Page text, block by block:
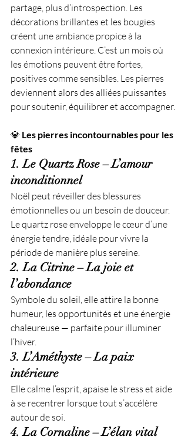
partage, plus d’introspection. Les
décorations brillantes et les bougies
créent une ambiance propice à la
connexion intérieure. C’est un mois où
les émotions peuvent être fortes,
positives comme sensibles. Les pierres
deviennent alors des alliées puissantes
pour soutenir, équilibrer et accompagner.
💎 Les pierres incontournables pour les
fêtes
1. Le Quartz Rose – L’amour
inconditionnel
Noël peut réveiller des blessures
émotionnelles ou un besoin de douceur.
Le quartz rose enveloppe le cœur d’une
énergie tendre, idéale pour vivre la
période de manière plus sereine.
2. La Citrine – La joie et
l’abondance
Symbole du soleil, elle attire la bonne
humeur, les opportunités et une énergie
chaleureuse — parfaite pour illuminer
l’hiver.
3. L’Améthyste – La paix
intérieure
Elle calme l’esprit, apaise le stress et aide
à se recentrer lorsque tout s’accélère
autour de soi.
4. La Cornaline – L’élan vital